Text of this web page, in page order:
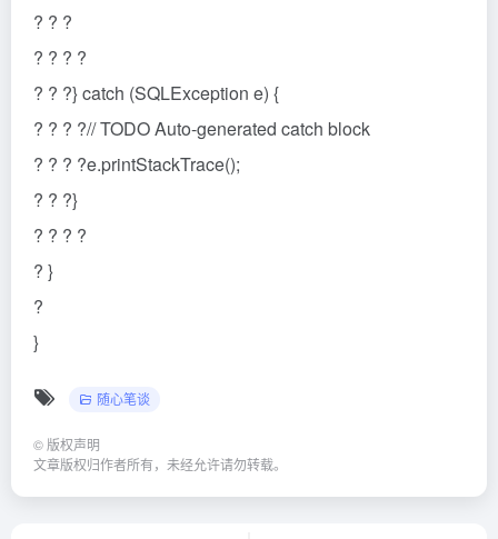
? ? ?
? ? ? ?
? ? ?} catch (SQLException e) {
? ? ? ?// TODO Auto-generated catch block
? ? ? ?e.printStackTrace();
? ? ?}
? ? ? ?
? }
?
}
随心笔谈
© 版权声明
文章版权归作者所有，未经允许请勿转载。